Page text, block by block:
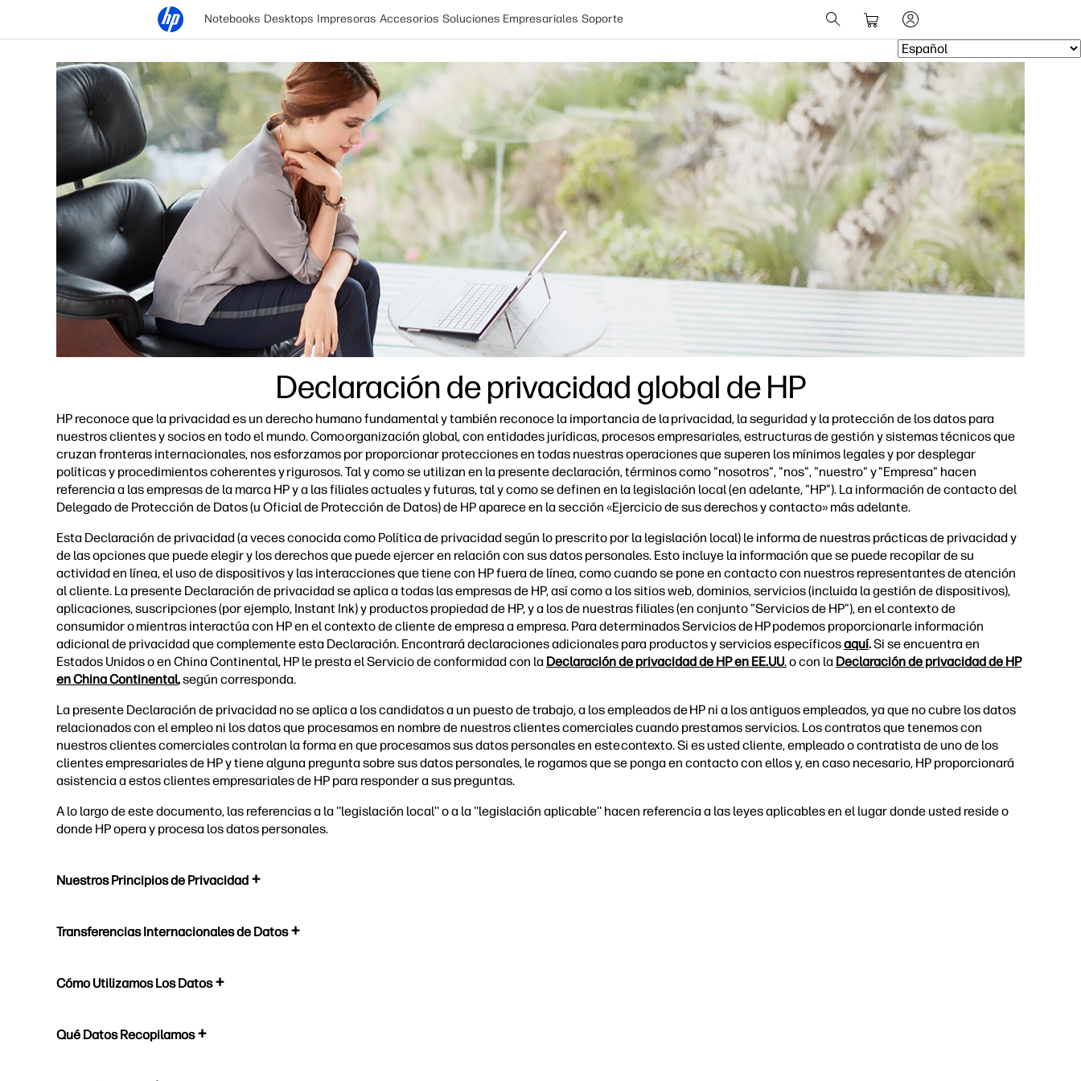
Notebooks Desktops Impresoras Accesorios Soluciones Empresariales Soporte
Declaración de privacidad global de HP
HP reconoce que la privacidad es un derecho humano fundamental y también reconoce la importancia de la privacidad, la seguridad y la protección de los datos para
nuestros clientes y socios en todo el mundo. Como organización global, con entidades jurídicas, procesos empresariales, estructuras de gestión y sistemas técnicos que
cruzan fronteras internacionales, nos esforzamos por proporcionar protecciones en todas nuestras operaciones que superen los mínimos legales y por desplegar
políticas y procedimientos coherentes y rigurosos. Tal y como se utilizan en la presente declaración, términos como "nosotros", "nos", "nuestro" y "Empresa" hacen
referencia a las empresas de la marca HP y a las filiales actuales y futuras, tal y como se definen en la legislación local (en adelante, "HP"). La información de contacto del
Delegado de Protección de Datos (u Oficial de Protección de Datos) de HP aparece en la sección «Ejercicio de sus derechos y contacto» más adelante.
Esta Declaración de privacidad (a veces conocida como Política de privacidad según lo prescrito por la legislación local) le informa de nuestras prácticas de privacidad y
de las opciones que puede elegir y los derechos que puede ejercer en relación con sus datos personales. Esto incluye la información que se puede recopilar de su
actividad en línea, el uso de dispositivos y las interacciones que tiene con HP fuera de línea, como cuando se pone en contacto con nuestros representantes de atención
al cliente. La presente Declaración de privacidad se aplica a todas las empresas de HP, así como a los sitios web, dominios, servicios (incluida la gestión de dispositivos),
aplicaciones, suscripciones (por ejemplo, Instant Ink) y productos propiedad de HP, y a los de nuestras filiales (en conjunto "Servicios de HP"), en el contexto de
consumidor o mientras interactúa con HP en el contexto de cliente de empresa a empresa. Para determinados Servicios de HP podemos proporcionarle información
adicional de privacidad que complemente esta Declaración. Encontrará declaraciones adicionales para productos y servicios específicosaquí.Si se encuentra en
Estados Unidos o en China Continental, HP le presta el Servicio de conformidad con la Declaración de privacidad de HP en EE.UU.o con la Declaración de privacidad de HP
en China Continental,según corresponda.
La presente Declaración de privacidad no se aplica a los candidatos a un puesto de trabajo, a los empleados de HP ni a los antiguos empleados, ya que no cubre los datos
relacionados con el empleo ni los datos que procesamos en nombre de nuestros clientes comerciales cuando prestamos servicios. Los contratos que tenemos con
nuestros clientes comerciales controlan la forma en que procesamos sus datos personales en este contexto. Si es usted cliente, empleado o contratista de uno de los
clientes empresariales de HP y tiene alguna pregunta sobre sus datos personales, le rogamos que se ponga en contacto con ellos y, en caso necesario, HP proporcionará
asistencia a estos clientes empresariales de HP para responder a sus preguntas.
A lo largo de este documento, las referencias a la ''legislación local'' o a la ''legislación aplicable'' hacen referencia a las leyes aplicables en el lugar donde usted reside o
donde HP opera y procesa los datos personales.
Nuestros Principios de Privacidad
Transferencias Internacionales de Datos
Cómo Utilizamos Los Datos
Qué Datos Recopilamos